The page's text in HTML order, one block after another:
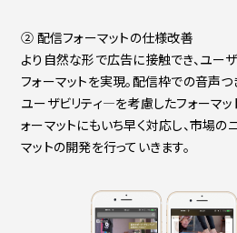
② 配信フォーマットの仕様改善
より自然な形で広告に接触でき、ユー
フォーマットを実現。配信枠での音声
ユーザビリティ―を考慮したフォーマッ
ォーマットにもいち早く対応し、市場の
マットの開発を行っていきます。